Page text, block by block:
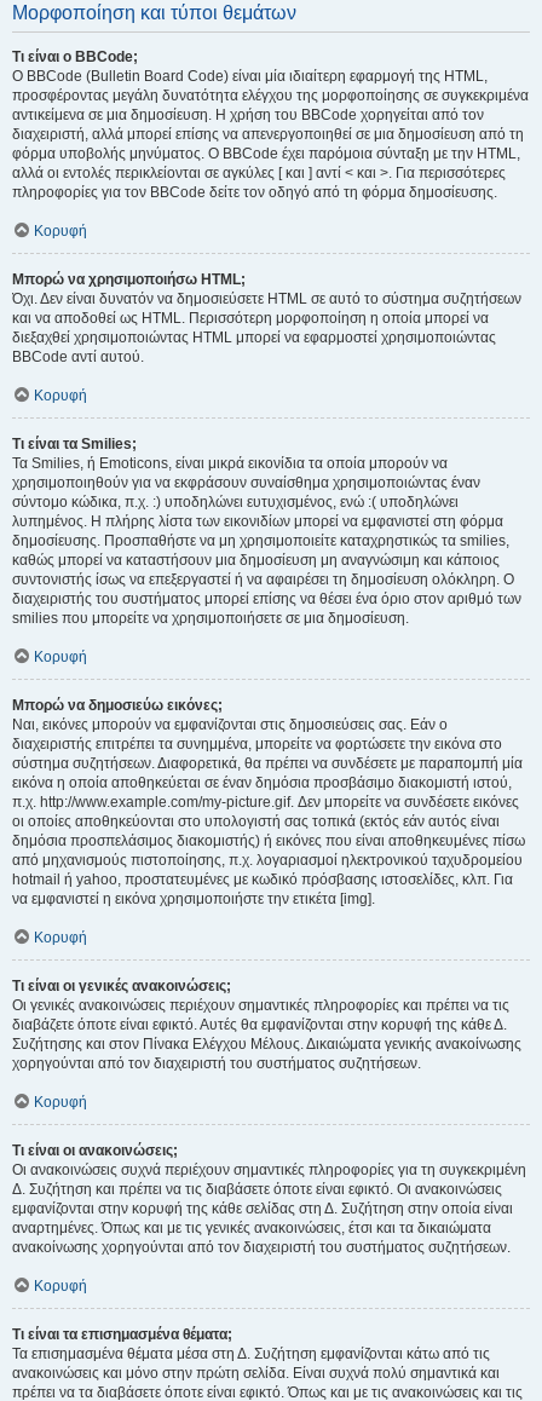
Μορφοποίηση και τύποι θεμάτων
Τι είναι ο BBCode;
Ο BBCode (Bulletin Board Code) είναι μία ιδιαίτερη εφαρμογή της HTML,
προσφέροντας μεγάλη δυνατότητα ελέγχου της μορφοποίησης σε συγκεκριμένα
αντικείμενα σε μια δημοσίευση. Η χρήση του BBCode χορηγείται από τον
διαχειριστή, αλλά μπορεί επίσης να απενεργοποιηθεί σε μια δημοσίευση από τη
φόρμα υποβολής μηνύματος. Ο BBCode έχει παρόμοια σύνταξη με την HTML,
αλλά οι εντολές περικλείονται σε αγκύλες [ και ] αντί < και >. Για περισσότερες
πληροφορίες για τον BBCode δείτε τον οδηγό από τη φόρμα δημοσίευσης.
Κορυφή
Μπορώ να χρησιμοποιήσω HTML;
Όχι. Δεν είναι δυνατόν να δημοσιεύσετε HTML σε αυτό το σύστημα συζητήσεων
και να αποδοθεί ως HTML. Περισσότερη μορφοποίηση η οποία μπορεί να
διεξαχθεί χρησιμοποιώντας HTML μπορεί να εφαρμοστεί χρησιμοποιώντας
BBCode αντί αυτού.
Κορυφή
Τι είναι τα Smilies;
Τα Smilies, ή Emoticons, είναι μικρά εικονίδια τα οποία μπορούν να
χρησιμοποιηθούν για να εκφράσουν συναίσθημα χρησιμοποιώντας έναν
σύντομο κώδικα, π.χ. :) υποδηλώνει ευτυχισμένος, ενώ :( υποδηλώνει
λυπημένος. Η πλήρης λίστα των εικονιδίων μπορεί να εμφανιστεί στη φόρμα
δημοσίευσης. Προσπαθήστε να μη χρησιμοποιείτε καταχρηστικώς τα smilies,
καθώς μπορεί να καταστήσουν μια δημοσίευση μη αναγνώσιμη και κάποιος
συντονιστής ίσως να επεξεργαστεί ή να αφαιρέσει τη δημοσίευση ολόκληρη. Ο
διαχειριστής του συστήματος μπορεί επίσης να θέσει ένα όριο στον αριθμό των
smilies που μπορείτε να χρησιμοποιήσετε σε μια δημοσίευση.
Κορυφή
Μπορώ να δημοσιεύω εικόνες;
Ναι, εικόνες μπορούν να εμφανίζονται στις δημοσιεύσεις σας. Εάν ο
διαχειριστής επιτρέπει τα συνημμένα, μπορείτε να φορτώσετε την εικόνα στο
σύστημα συζητήσεων. Διαφορετικά, θα πρέπει να συνδέσετε με παραπομπή μία
εικόνα η οποία αποθηκεύεται σε έναν δημόσια προσβάσιμο διακομιστή ιστού,
π.χ. http://www.example.com/my-picture.gif. Δεν μπορείτε να συνδέσετε εικόνες
οι οποίες αποθηκεύονται στο υπολογιστή σας τοπικά (εκτός εάν αυτός είναι
δημόσια προσπελάσιμος διακομιστής) ή εικόνες που είναι αποθηκευμένες πίσω
από μηχανισμούς πιστοποίησης, π.χ. λογαριασμοί ηλεκτρονικού ταχυδρομείου
hotmail ή yahoo, προστατευμένες με κωδικό πρόσβασης ιστοσελίδες, κλπ. Για
να εμφανιστεί η εικόνα χρησιμοποιήστε την ετικέτα [img].
Κορυφή
Τι είναι οι γενικές ανακοινώσεις;
Οι γενικές ανακοινώσεις περιέχουν σημαντικές πληροφορίες και πρέπει να τις
διαβάζετε όποτε είναι εφικτό. Αυτές θα εμφανίζονται στην κορυφή της κάθε Δ.
Συζήτησης και στον Πίνακα Ελέγχου Μέλους. Δικαιώματα γενικής ανακοίνωσης
χορηγούνται από τον διαχειριστή του συστήματος συζητήσεων.
Κορυφή
Τι είναι οι ανακοινώσεις;
Οι ανακοινώσεις συχνά περιέχουν σημαντικές πληροφορίες για τη συγκεκριμένη
Δ. Συζήτηση και πρέπει να τις διαβάσετε όποτε είναι εφικτό. Οι ανακοινώσεις
εμφανίζονται στην κορυφή της κάθε σελίδας στη Δ. Συζήτηση στην οποία είναι
αναρτημένες. Όπως και με τις γενικές ανακοινώσεις, έτσι και τα δικαιώματα
ανακοίνωσης χορηγούνται από τον διαχειριστή του συστήματος συζητήσεων.
Κορυφή
Τι είναι τα επισημασμένα θέματα;
Τα επισημασμένα θέματα μέσα στη Δ. Συζήτηση εμφανίζονται κάτω από τις
ανακοινώσεις και μόνο στην πρώτη σελίδα. Είναι συχνά πολύ σημαντικά και
πρέπει να τα διαβάσετε όποτε είναι εφικτό. Όπως και με τις ανακοινώσεις και τις